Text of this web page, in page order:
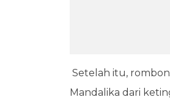
Setelah itu,
Mandalika dari